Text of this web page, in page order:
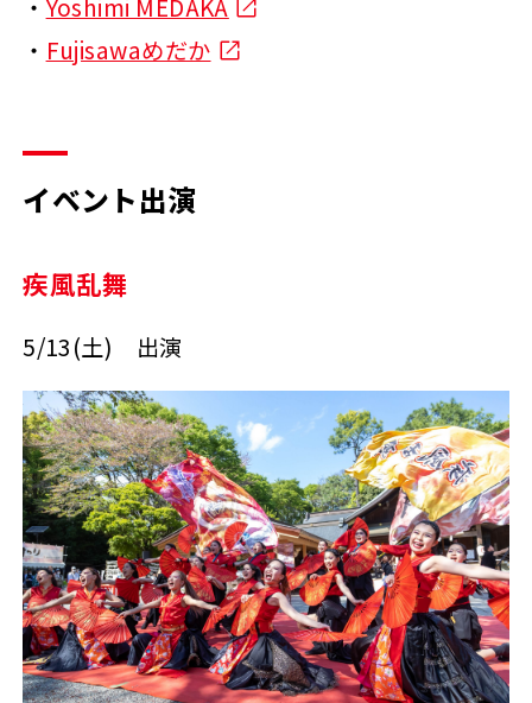
・ Yoshimi MEDAKA
・ Fujisawaめだか
イベント出演
疾風乱舞
5/13(土) 出演